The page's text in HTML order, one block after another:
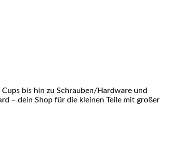
bis hin zu Schrauben/Hardware und
– dein Shop für die kleinen Teile mit großer